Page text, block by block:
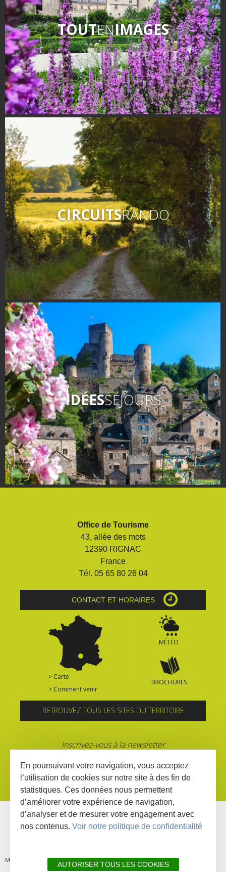
TOUTENIMAGES
CIRCUITSRANDO
IDÉESSÉJOURS
Office de Tourisme
43, allée des mots
12390 RIGNAC
France
Tél. 05 65 80 26 04
CONTACT ET HORAIRES
> Carte
> Comment venir
MÉTÉO
BROCHURES
RETROUVEZ TOUS LES SITES DU TERRITOIRE
Inscrivez-vous à la newsletter
MENTIONS PLAN DU LIENS DÉCLARATION
En poursuivant votre navigation, vous acceptez
l’utilisation de cookies sur notre site à des fin de
statistiques. Ces données nous permettent
d’améliorer votre expérience de navigation,
d’analyser et de mesurer votre engagement avec
nos contenus. Voir notre politique de confidentialité
AUTORISER TOUS LES COOKIES